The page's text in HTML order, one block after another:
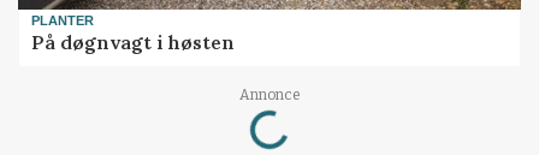
PLANTER
På døgnvagt i høsten
Annonce
Loading...